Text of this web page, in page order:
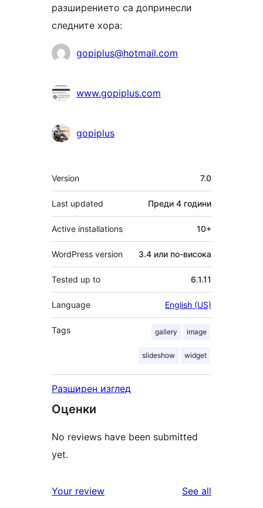
разширението са допринесли
следните хора:
Сътрудници
gopiplus@hotmail.com
www.gopiplus.com
gopiplus
Мета
Version 7.0
Last updated Преди 4 години
Active installations 10+
WordPress version 3.4 или по-висока
Tested up to 6.1.11
Language English (US)
Tags gallery image
slideshow widget
Разширен изглед
Оценки
No reviews have been submitted
yet.
Your review See all